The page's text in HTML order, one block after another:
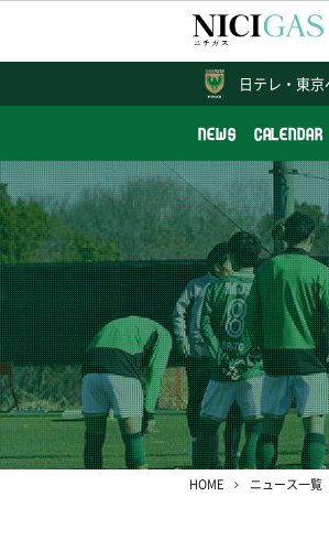
NEWS CALENDAR
日テレ・ 東
HOME ニュース一覧